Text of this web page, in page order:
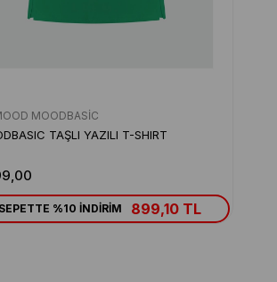
MOODBASİC
TAŞLI YAZILI T-SHIRT
SEPETTE %10 İNDİRİM 899,10 TL